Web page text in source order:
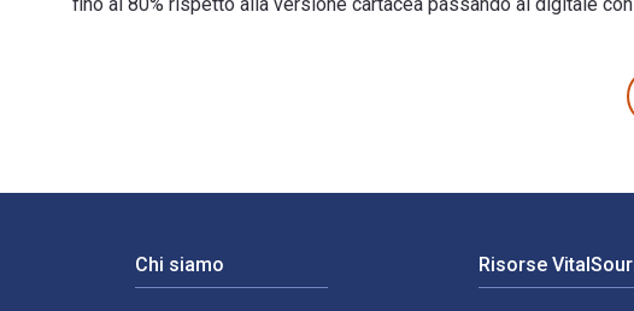
fino al 80% rispetto alla versione cartacea passando al digitale
Chi siamo Risorse